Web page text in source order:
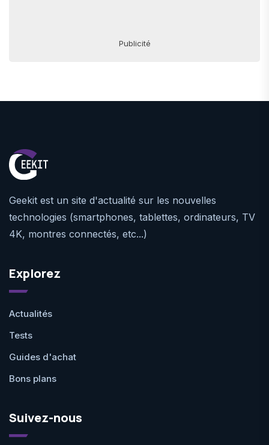
Publicité
Geekit est un site d'actualité sur les nouvelles
technologies (smartphones, tablettes, ordinateurs, TV
4K, montres connectés, etc...)
Explorez
Actualités
Tests
Guides d'achat
Bons plans
Suivez-nous